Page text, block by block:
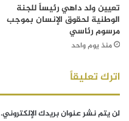
تعيين ولد داهي رئيساً للجنة
الوطنية لحقوق الإنسان بموجب
مرسوم رئاسي
منذ يوم واحد
اترك تعليقاً
لن يتم نشر عنوان بريدك الإلكتروني.